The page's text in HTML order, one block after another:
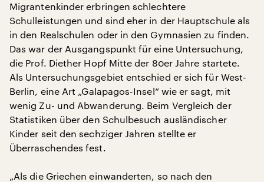
Migrantenkinder erbringen schlechtere
Schulleistungen und sind eher in der Hauptschule als
in den Realschulen oder in den Gymnasien zu finden.
Das war der Ausgangspunkt für eine Untersuchung,
die Prof. Diether Hopf Mitte der 80er Jahre startete.
Als Untersuchungsgebiet entschied er sich für West-
Berlin, eine Art „Galapagos-Insel“ wie er sagt, mit
wenig Zu- und Abwanderung. Beim Vergleich der
Statistiken über den Schulbesuch ausländischer
Kinder seit den sechziger Jahren stellte er
Überraschendes fest.
„Als die Griechen einwanderten, so nach den